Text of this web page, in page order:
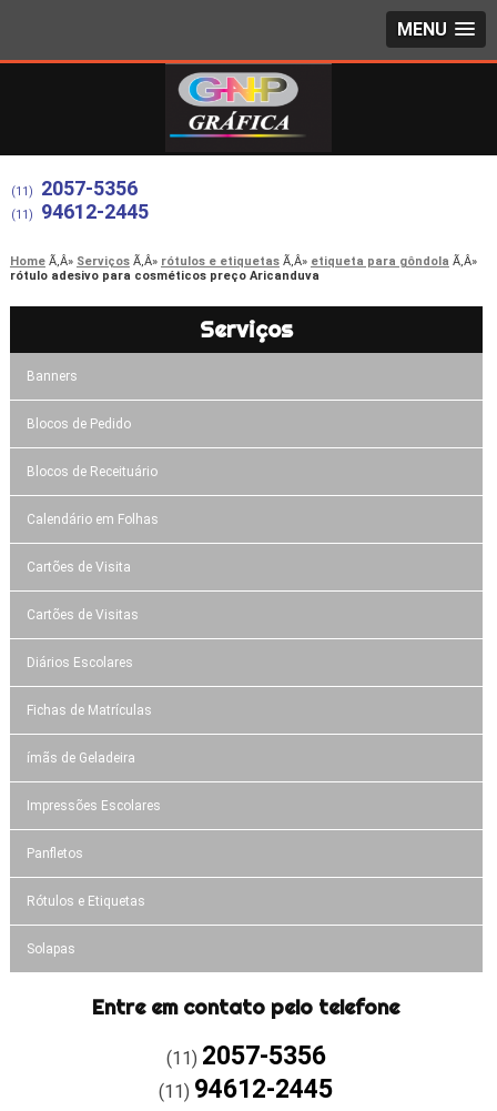
MENU
(11) 2057-5356
(11) 94612-2445
Home Serviços rótulos e etiquetas
etiqueta para gôndola
rótulo adesivo para cosméticos preço Aricanduva
Serviços
Banners
Blocos de Pedido
Blocos de Receituário
Calendário em Folhas
Cartões de Visita
Cartões de Visitas
Diários Escolares
Fichas de Matrículas
ímãs de Geladeira
Impressões Escolares
Panfletos
Rótulos e Etiquetas
Solapas
Entre em contato pelo telefone
(11) 2057-5356
(11) 94612-2445